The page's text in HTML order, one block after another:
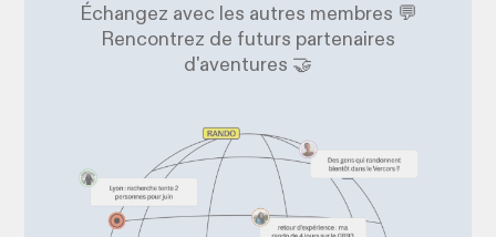
Échangez avec les autres membres 💬
Rencontrez de futurs partenaires
d'aventures 🤝